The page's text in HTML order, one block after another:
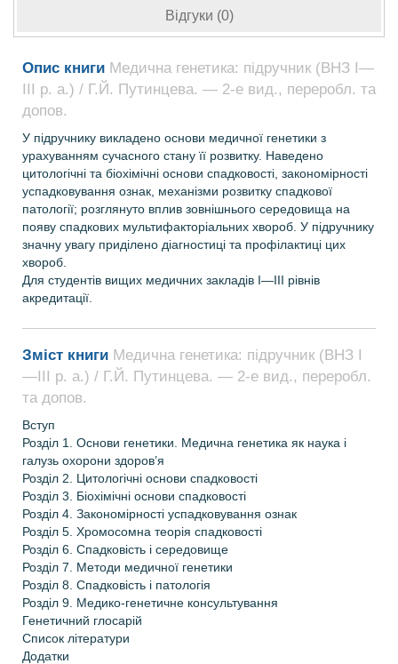
Відгуки (0)
Опис книги Медична генетика: підручник (ВНЗ І—
ІІІ р. а.) / Г.Й. Путинцева. — 2-е вид., переробл. та
допов.
У підручнику викладено основи медичної генетики з
урахуванням сучасного стану її розвитку. Наведено
цитологічні та біохімічні основи спадковості, закономірності
успадковування ознак, механізми розвитку спадкової
патології; розглянуто вплив зовнішнього середовища на
появу спадкових мультифакторіальних хвороб. У підручнику
значну увагу приділено діагностиці та профілактиці цих
хвороб.
Для студентів вищих медичних закладів І—ІІІ рівнів
акредитації.
Зміст книги Медична генетика: підручник (ВНЗ І
—ІІІ р. а.) / Г.Й. Путинцева. — 2-е вид., переробл.
та допов.
Вступ
Розділ 1. Основи генетики. Медична генетика як наука і
галузь охорони здоров’я
Розділ 2. Цитологічні основи спадковості
Розділ 3. Біохімічні основи спадковості
Розділ 4. Закономірності успадковування ознак
Розділ 5. Хромосомна теорія спадковості
Розділ 6. Спадковість і середовище
Розділ 7. Методи медичної генетики
Розділ 8. Спадковість і патологія
Розділ 9. Медико-генетичне консультування
Генетичний глосарій
Список літератури
Додатки